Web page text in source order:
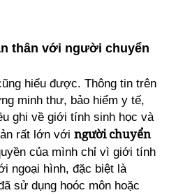
thân với người chuyển
hiểu được. Thông tin trên
minh thư, bảo hiểm y tế,
ghi về giới tính sinh học và
rất lớn với người chuyển
của mình chỉ vì giới tính
ngoại hình, đặc biệt là
sử dụng hoóc môn hoặc